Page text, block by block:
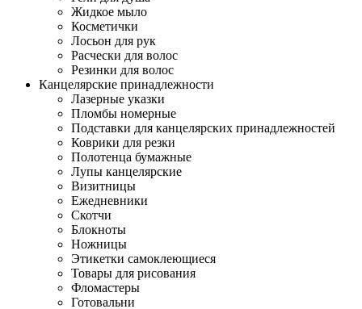
Жидкое мыло
Косметички
Лосьон для рук
Расчески для волос
Резинки для волос
Канцелярские принадлежности
Лазерные указки
Пломбы номерные
Подставки для канцелярских принадлежностей
Коврики для резки
Полотенца бумажные
Лупы канцелярские
Визитницы
Ежедневники
Скотчи
Блокноты
Ножницы
Этикетки самоклеющиеся
Товары для рисования
Фломастеры
Готовальни